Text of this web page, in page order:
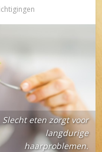
Slecht eten zorgt voor
langdurige
haarproblemen.